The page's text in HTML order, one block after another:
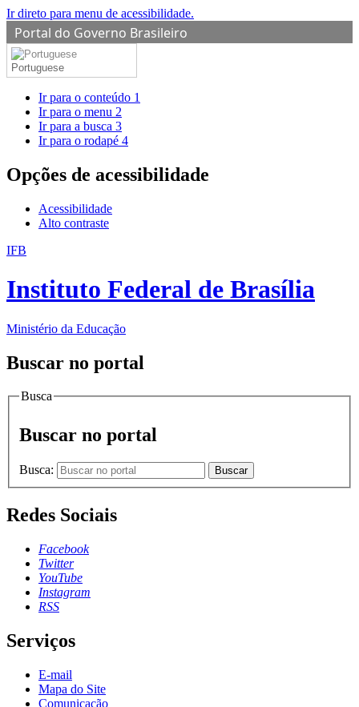
Ir direto para menu de acessibilidade.
Portal do Governo Brasileiro
Portuguese
Ir para o conteúdo 1
Ir para o menu 2
Ir para a busca 3
Ir para o rodapé 4
Opções de acessibilidade
Acessibilidade
Alto contraste
IFB
Instituto Federal de Brasília
Ministério da Educação
Buscar no portal
Busca
Buscar no portal
Busca: Buscar
Redes Sociais
Facebook
Twitter
YouTube
Instagram
RSS
Serviços
E-mail
Mapa do Site
Comunicação